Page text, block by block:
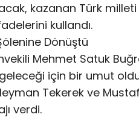
kazanan Türk
kullandı.
Dönüştü
Mehmet Satuk
geleceği için bir umut
Tekerek ve
verdi.